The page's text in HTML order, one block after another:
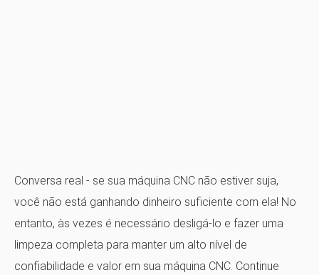
Conversa real - se sua máquina CNC não estiver suja,
você não está ganhando dinheiro suficiente com ela! No
entanto, às vezes é necessário desligá-lo e fazer uma
limpeza completa para manter um alto nível de
confiabilidade e valor em sua máquina CNC. Continue